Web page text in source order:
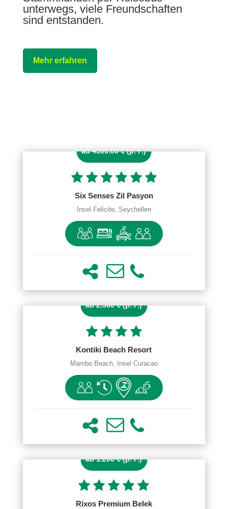
unterwegs, viele Freundschaften
sind entstanden.
Mehr erfahren
ab 4500.00 € (p. P.)
Six Senses Zil Pasyon
Insel Felicite, Seychellen
ab 2.300 € (p. P.)
Kontiki Beach Resort
Mambo Beach, Insel Curacao
ab 1.200 € (p. P.)
Rixos Premium Belek